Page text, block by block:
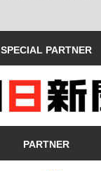
SPECIAL PARTNER
PARTNER